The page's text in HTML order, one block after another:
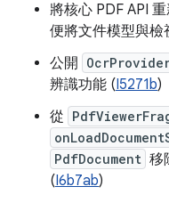
將核心 PDF API
便將文件模型與
公開
辨識功能 (I5271b)
從
PdfDocument 移
(I6b7ab)